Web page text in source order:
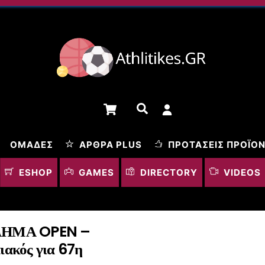
Cart Αναζήτηση
ΟΜΆΔΕΣ ΆΡΘΡΑ PLUS ΠΡΟΤΆΣΕΙΣ
ESHOP GAMES DIRECTORY VIDEOS
OPEN –
για 67η